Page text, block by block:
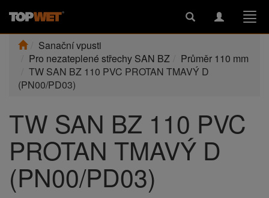
Toggle
Toggle
Sanační vpusti
Pro nezateplené střechy SAN BZ
Průměr 110 mm
TW SAN BZ 110 PVC PROTAN TMAVÝ D
(PN00/PD03)
TW SAN BZ 110 PVC
PROTAN TMAVÝ D
(PN00/PD03)